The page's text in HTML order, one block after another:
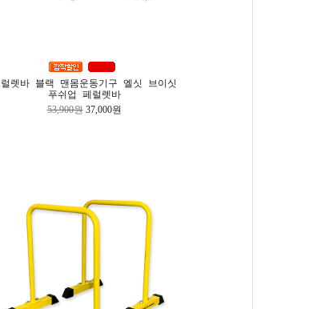
렛바 블랙 맨몸운동기구 엘싯 브이싯
푸쉬업 페럴렛바
53,900원 37,000원